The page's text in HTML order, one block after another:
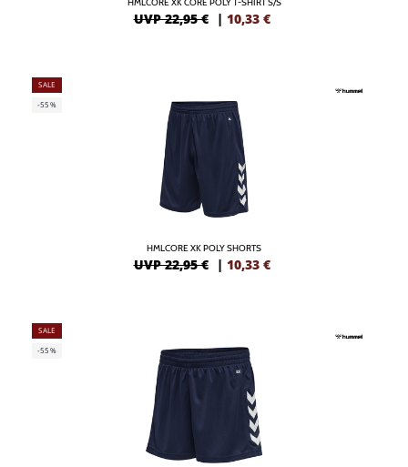
UVP 22,95 € | 10,33 €
SALE
-55%
HMLCORE XK POLY SHORTS
UVP 22,95 € | 10,33 €
SALE
-55%